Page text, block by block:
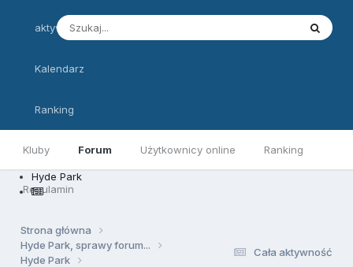
Kluby Forum Użytkownicy online Ranking
Regulamin
aktywność
Kalendarz
Ranking
Hyde Park
Cała aktywność
Strona główna
Hyde Park, sprawy forum...
Hyde Park